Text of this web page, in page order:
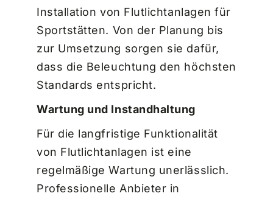
Installation von Flutlichtanlagen für
Sportstätten. Von der Planung bis
zur Umsetzung sorgen sie dafür,
dass die Beleuchtung den höchsten
Standards entspricht.
Wartung und Instandhaltung
Für die langfristige Funktionalität
von Flutlichtanlagen ist eine
regelmäßige Wartung unerlässlich.
Professionelle Anbieter in